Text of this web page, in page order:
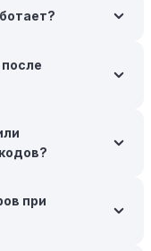
товары во
и покупайте
они будут в
Большинство
доставку при
при